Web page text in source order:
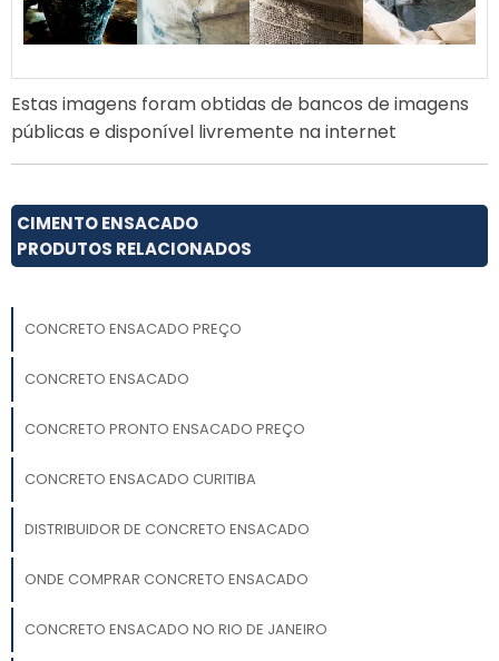
Estas imagens foram obtidas de bancos de imagens
públicas e disponível livremente na internet
CIMENTO ENSACADO
PRODUTOS RELACIONADOS
CONCRETO ENSACADO PREÇO
CONCRETO ENSACADO
CONCRETO PRONTO ENSACADO PREÇO
CONCRETO ENSACADO CURITIBA
DISTRIBUIDOR DE CONCRETO ENSACADO
ONDE COMPRAR CONCRETO ENSACADO
CONCRETO ENSACADO NO RIO DE JANEIRO